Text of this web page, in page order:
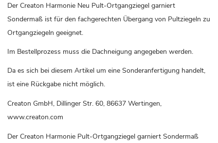
Der Creaton Harmonie Neu Pult-Ortgangziegel garniert
Sondermaß ist für den fachgerechten Übergang von Pultziegeln zu
Ortgangziegeln geeignet.
Im Bestellprozess muss die Dachneigung angegeben werden.
Da es sich bei diesem Artikel um eine Sonderanfertigung handelt,
ist eine Rückgabe nicht möglich.
Creaton GmbH, Dillinger Str. 60, 86637 Wertingen,
www.creaton.com
Der Creaton Harmonie Pult-Ortgangziegel garniert Sondermaß